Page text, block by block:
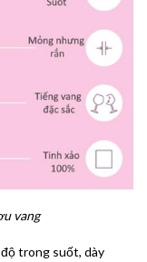
vang
trong suốt, dày